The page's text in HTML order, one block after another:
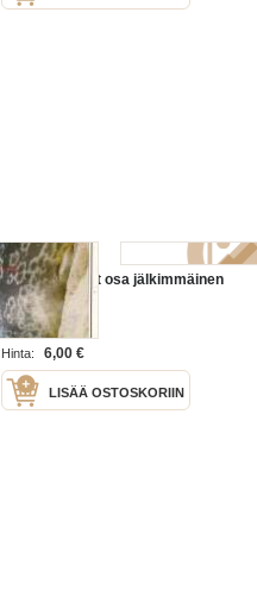
Kootut teokset osa jälkimmäinen
osa
Otava 1919
Hinta:
6,00 €
LISÄÄ OSTOSKORIIN